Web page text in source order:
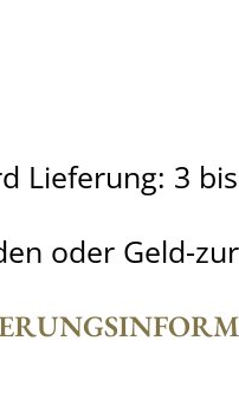
Lieferung: 3
oder Geld-